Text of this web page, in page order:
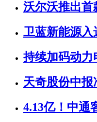
沃尔沃推出首
卫蓝新能源入
持续加码动力
天奇股份中报
4.13亿！中通